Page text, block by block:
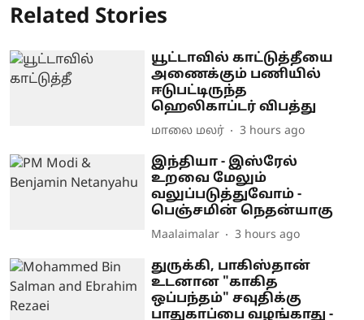
Related Stories
யூட்டாவில் காட்டுத்தீயை
அணைக்கும் பணியில்
ஈடுபட்டிருந்த
ஹெலிகாப்டர் விபத்து
மாலை மலர் 3 hours ago
இந்தியா - இஸ்ரேல்
உறவை மேலும்
வலுப்படுத்துவோம் -
பெஞ்சமின் நெதன்யாகு
Maalaimalar 3 hours ago
துருக்கி, பாகிஸ்தான்
உடனான "காகித
ஒப்பந்தம்" சவுதிக்கு
பாதுகாப்பை வழங்காது -